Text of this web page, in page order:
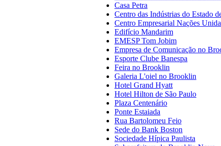
Casa Petra
Centro das Indústrias do Estado
Centro Empresarial Nações
Edifício Mandarim
EMESP Tom Jobim
Empresa de Comunicação no
Esporte Clube Banespa
Feira no Brooklin
Galeria L'oiel no Brooklin
Hotel Grand Hyatt
Hotel Hilton de São Paulo
Plaza Centenário
Ponte Estaiada
Rua Bartolomeu Feio
Sede do Bank Boston
Sociedade Hípica Paulista